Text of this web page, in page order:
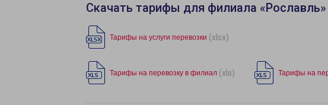
Скачать тарифы для филиала «Рославль»
Тарифы на услуги перевозки (xlsx)
Тарифы на перевозку в филиал (xls) Тарифы на